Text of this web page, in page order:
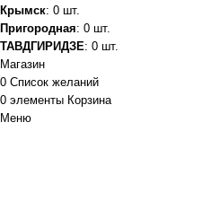
Крымск: 0 шт.
Пригородная: 0 шт.
ТАВДГИРИДЗЕ: 0 шт.
Магазин
0 Список желаний
0 элементы Корзина
Меню